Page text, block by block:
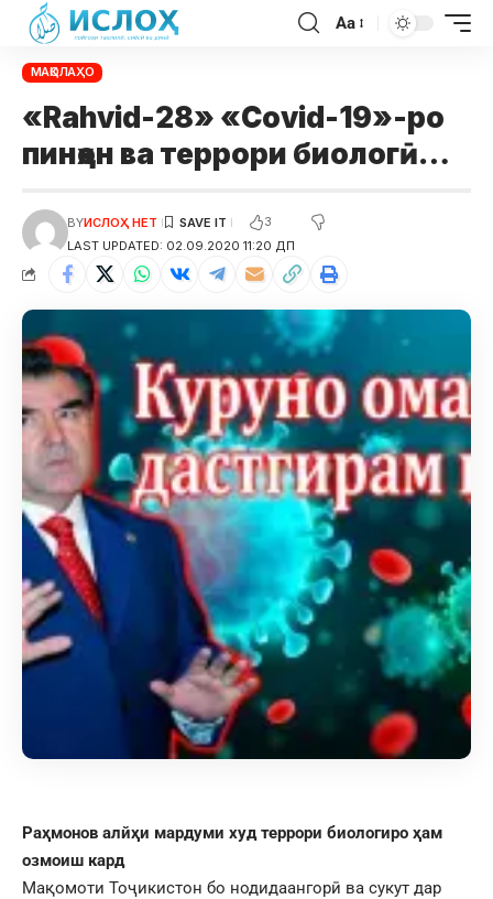
Aa
МАҚОЛАҲО
«Rahvid-28» «Covid-19»-ро
пинҳон ва террори биологӣ…
LAST UPDATED: 02.09.2020 11:20 ДП
BYИСЛОҲ НЕТ 3
Раҳмонов алйҳи мардуми худ террори биологиро ҳам
озмоиш кард
Мақомоти Тоҷикистон бо нодидаангорӣ ва сукут дар